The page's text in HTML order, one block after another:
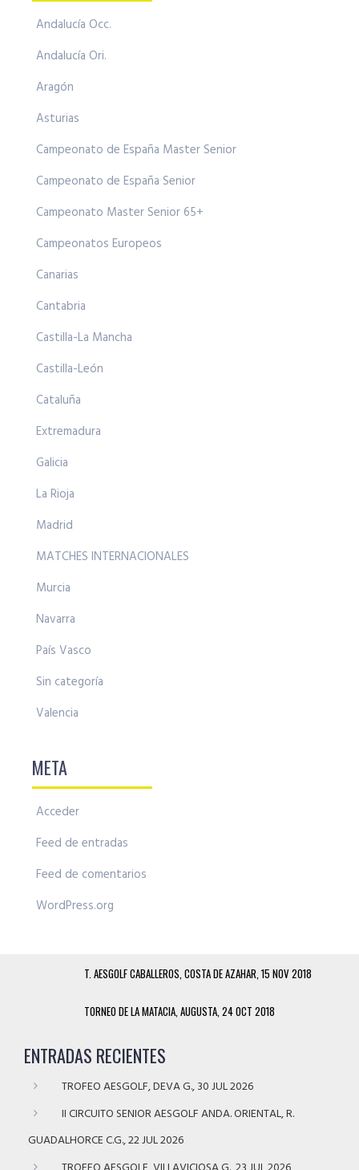
Andalucía Occ.
Andalucía Ori.
Aragón
Asturias
Campeonato de España Master Senior
Campeonato de España Senior
Campeonato Master Senior 65+
Campeonatos Europeos
Canarias
Cantabria
Castilla-La Mancha
Castilla-León
Cataluña
Extremadura
Galicia
La Rioja
Madrid
MATCHES INTERNACIONALES
Murcia
Navarra
País Vasco
Sin categoría
Valencia
META
Acceder
Feed de entradas
Feed de comentarios
WordPress.org
T. AESGOLF CABALLEROS, COSTA DE AZAHAR, 15 NOV 2018
TORNEO DE LA MATACIA, AUGUSTA, 24 OCT 2018
ENTRADAS RECIENTES
TROFEO AESGOLF, DEVA G., 30 JUL 2026
II CIRCUITO SENIOR AESGOLF ANDA. ORIENTAL, R.
GUADALHORCE C.G., 22 JUL 2026